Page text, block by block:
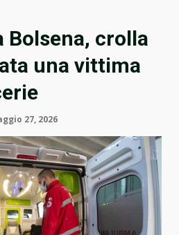
Bolsena, crolla
una vittima
27, 2026